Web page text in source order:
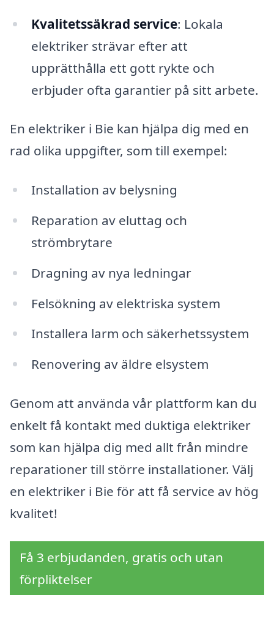
Kvalitetssäkrad service: Lokala
elektriker strävar efter att
upprätthålla ett gott rykte och
erbjuder ofta garantier på sitt arbete.
En elektriker i Bie kan hjälpa dig med en
rad olika uppgifter, som till exempel:
Installation av belysning
Reparation av eluttag och
strömbrytare
Dragning av nya ledningar
Felsökning av elektriska system
Installera larm och säkerhetssystem
Renovering av äldre elsystem
Genom att använda vår plattform kan du
enkelt få kontakt med duktiga elektriker
som kan hjälpa dig med allt från mindre
reparationer till större installationer. Välj
en elektriker i Bie för att få service av hög
kvalitet!
Få 3 erbjudanden, gratis och utan
förpliktelser